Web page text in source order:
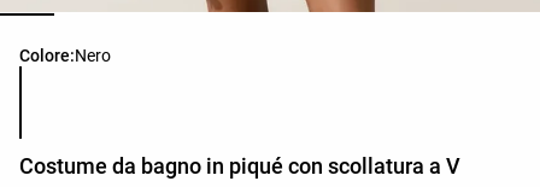
Colore:Nero
Elenco dei colori del prodotto
Costume da bagno in piqué con scollatura a V